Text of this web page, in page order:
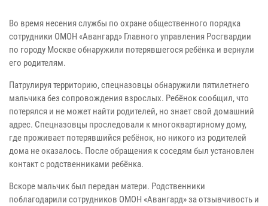
Во время несения службы по охране общественного порядка
сотрудники ОМОН «Авангард» Главного управления Росгвардии
по городу Москве обнаружили потерявшегося ребёнка и вернули
его родителям.
Патрулируя территорию, спецназовцы обнаружили пятилетнего
мальчика без сопровождения взрослых. Ребёнок сообщил, что
потерялся и не может найти родителей, но знает свой домашний
адрес. Спецназовцы проследовали к многоквартирному дому,
где проживает потерявшийся ребёнок, но никого из родителей
дома не оказалось. После обращения к соседям был установлен
контакт с родственниками ребёнка.
Вскоре мальчик был передан матери. Родственники
поблагодарили сотрудников ОМОН «Авангард» за отзывчивость и